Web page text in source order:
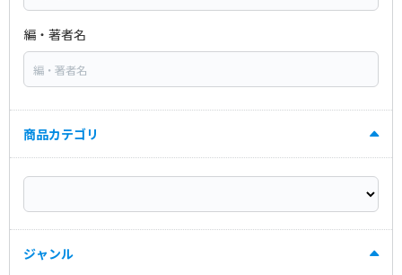
編・著者名
商品カテゴリ
ジャンル